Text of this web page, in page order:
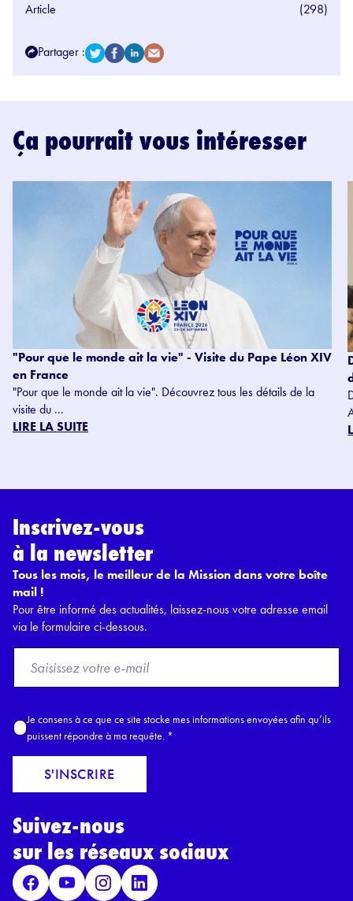
Article
(298)
Partager :
Ça pourrait vous intéresser
"Pour que le monde ait la vie" - Visite du Pape Léon XIV
en France
"Pour que le monde ait la vie". Découvrez tous les détails de la
visite du ...
LIRE LA SUITE
Inscrivez-vous
à la newsletter
Tous les mois, le meilleur de la Mission dans votre boîte
mail !
Pour être informé des actualités, laissez-nous votre adresse email
via le formulaire ci-dessous.
o
E
m
a
l
A
c
c
R
P
D
*
Je consens à ce que ce site stocke mes informations envoyées afin qu’ils
puissent répondre à ma requête. *
S'INSCRIRE
Suivez-nous
sur les réseaux sociaux